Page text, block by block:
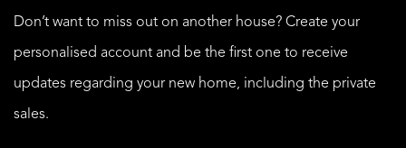
Don’t want to miss out on another house? Create your
personalised account and be the first one to receive
updates regarding your new home, including the private
sales.